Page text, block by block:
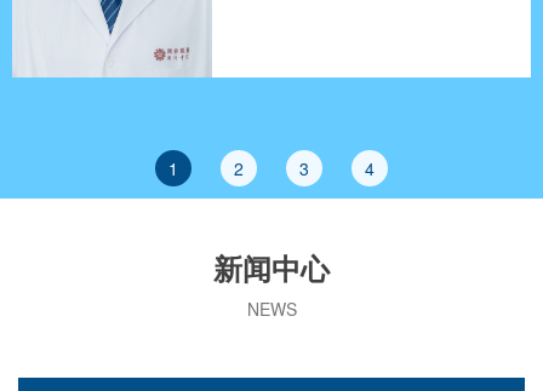
1 2 3 4
新闻中心
NEWS